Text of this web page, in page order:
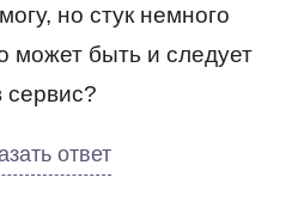
но стук немного
может быть и следует
сервис?